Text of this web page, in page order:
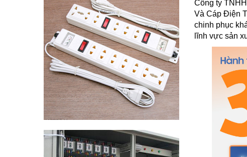
Công ty
Và Cáp Điện
chinh phục
lĩnh vực sản